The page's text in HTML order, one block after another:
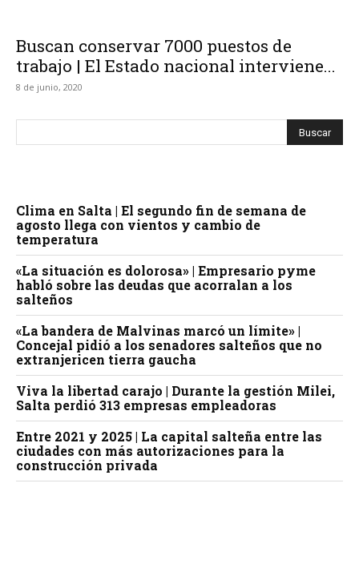
Buscan conservar 7000 puestos de
trabajo | El Estado nacional interviene...
8 de junio, 2020
Clima en Salta | El segundo fin de semana de
agosto llega con vientos y cambio de
temperatura
«La situación es dolorosa» | Empresario pyme
habló sobre las deudas que acorralan a los
salteños
«La bandera de Malvinas marcó un límite» |
Concejal pidió a los senadores salteños que no
extranjericen tierra gaucha
Viva la libertad carajo | Durante la gestión Milei,
Salta perdió 313 empresas empleadoras
Entre 2021 y 2025 | La capital salteña entre las
ciudades con más autorizaciones para la
construcción privada